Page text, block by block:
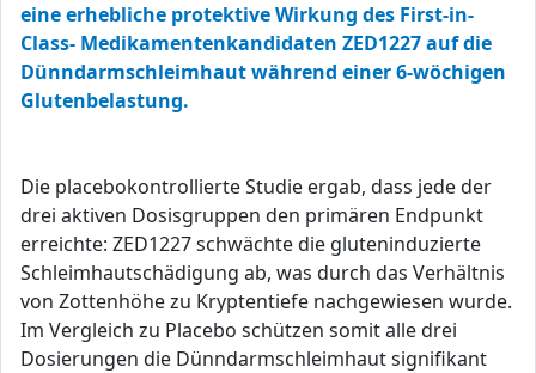
eine erhebliche protektive Wirkung des First-in-
Class- Medikamentenkandidaten ZED1227 auf die
Dünndarmschleimhaut während einer 6-wöchigen
Glutenbelastung.
Die placebokontrollierte Studie ergab, dass jede der
drei aktiven Dosisgruppen den primären Endpunkt
erreichte: ZED1227 schwächte die gluteninduzierte
Schleimhautschädigung ab, was durch das Verhältnis
von Zottenhöhe zu Kryptentiefe nachgewiesen wurde.
Im Vergleich zu Placebo schützen somit alle drei
Dosierungen die Dünndarmschleimhaut signifikant